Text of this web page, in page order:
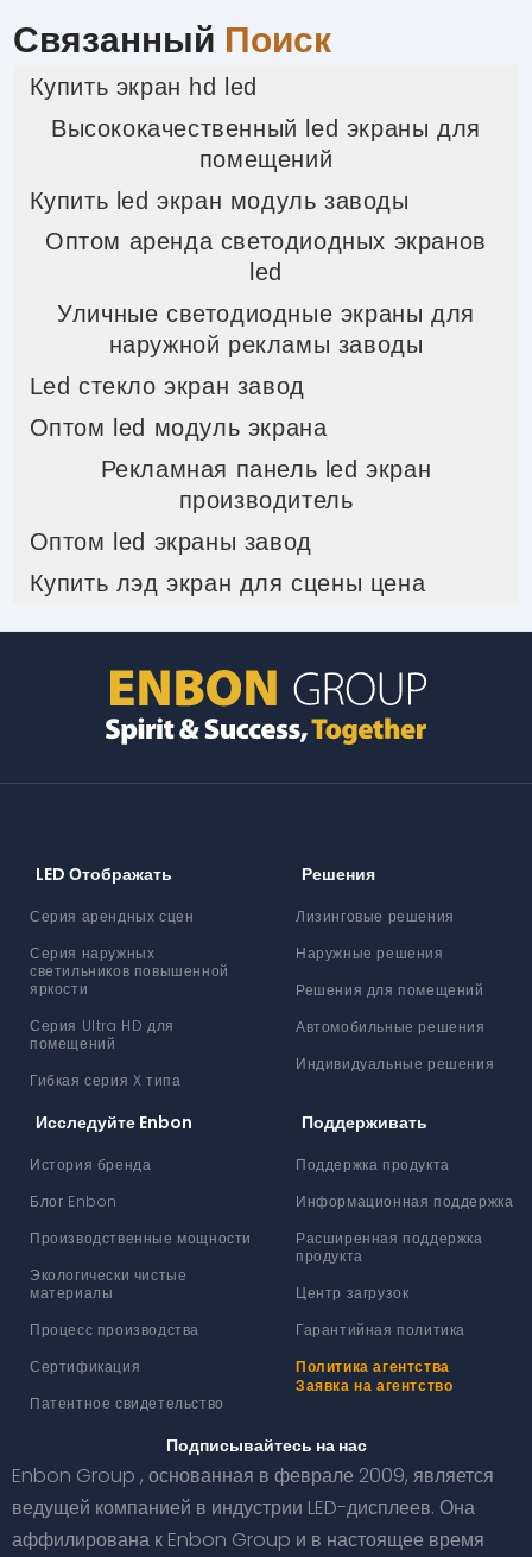
Связанный Поиск
Купить экран hd led
Высококачественный led экраны для
помещений
Купить led экран модуль заводы
Оптом аренда светодиодных экранов
led
Уличные светодиодные экраны для
наружной рекламы заводы
Led стекло экран завод
Оптом led модуль экрана
Рекламная панель led экран
производитель
Оптом led экраны завод
Купить лэд экран для сцены цена
LED Отображать
Серия арендных сцен
Серия наружных
светильников повышенной
яркости
Серия Ultra HD для
помещений
Гибкая серия X типа
Решения
Лизинговые решения
Наружные решения
Решения для помещений
Автомобильные решения
Индивидуальные решения
Исследуйте Enbon
История бренда
Блог Enbon
Производственные мощности
Экологически чистые
материалы
Процесс производства
Сертификация
Патентное свидетельство
Поддерживать
Поддержка продукта
Информационная поддержка
Расширенная поддержка
продукта
Центр загрузок
Гарантийная политика
Политика агентства
Заявка на агентство
Подписывайтесь на нас
Enbon Group , основанная в феврале 2009, является
ведущей компанией в индустрии LED-дисплеев. Она
аффилирована к Enbon Group и в настоящее время